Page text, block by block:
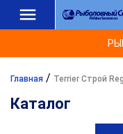
Главная / Terrier Строй
Каталог